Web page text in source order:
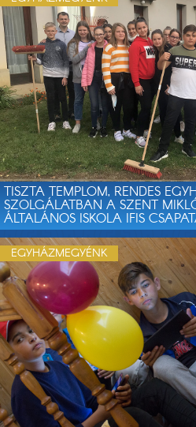
TISZTA TEMPLOM, RENDES
SZOLGÁLATBAN A SZENT
ÁLTALÁNOS ISKOLA IFIS
EGYHÁZMEGYÉNK